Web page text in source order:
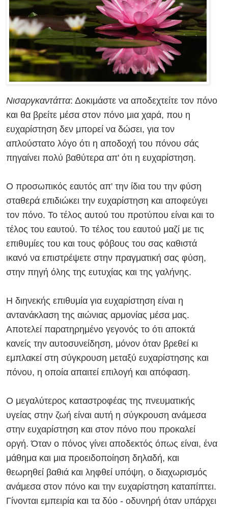
Νισαργκαντάττα: Δοκιμάστε να αποδεχτείτε τον πόνο
και θα βρείτε μέσα στον πόνο μια χαρά, που η
ευχαρίστηση δεν μπορεί να δώσει, για τον
απλούστατο λόγο ότι η αποδοχή του πόνου σάς
πηγαίνει πολύ βαθύτερα απ' ότι η ευχαρίστηση.
Ο προσωπικός εαυτός απ' την ίδια του την φύση
σταθερά επιδιώκει την ευχαρίστηση και αποφεύγει
τον πόνο. Το τέλος αυτού του προτύπου είναι και το
τέλος του εαυτού. Το τέλος του εαυτού μαζί με τις
επιθυμίες του και τους φόβους του σας καθιστά
ικανό να επιστρέψετε στην πραγματική σας φύση,
στην πηγή όλης της ευτυχίας και της γαλήνης.
Η διηνεκής επιθυμία για ευχαρίστηση είναι η
αντανάκλαση της αιώνιας αρμονίας μέσα μας.
Αποτελεί παρατηρημένο γεγονός το ότι αποκτά
κανείς την αυτοσυνείδηση, μόνον όταν βρεθεί κι
εμπλακεί στη σύγκρουση μεταξύ ευχαρίστησης και
πόνου, η οποία απαιτεί επιλογή και απόφαση.
Ο μεγαλύτερος καταστροφέας της πνευματικής
υγείας στην ζωή είναι αυτή η σύγκρουση ανάμεσα
στην ευχαρίστηση και στον πόνο που προκαλεί
οργή. Όταν ο πόνος γίνει αποδεκτός όπως είναι, ένα
μάθημα και μια προειδοποίηση δηλαδή, και
θεωρηθεί βαθιά και ληφθεί υπόψη, ο διαχωρισμός
ανάμεσα στον πόνο και την ευχαρίστηση καταπίπτει.
Γίνονται εμπειρία και τα δύο - οδυνηρή όταν υπάρχει